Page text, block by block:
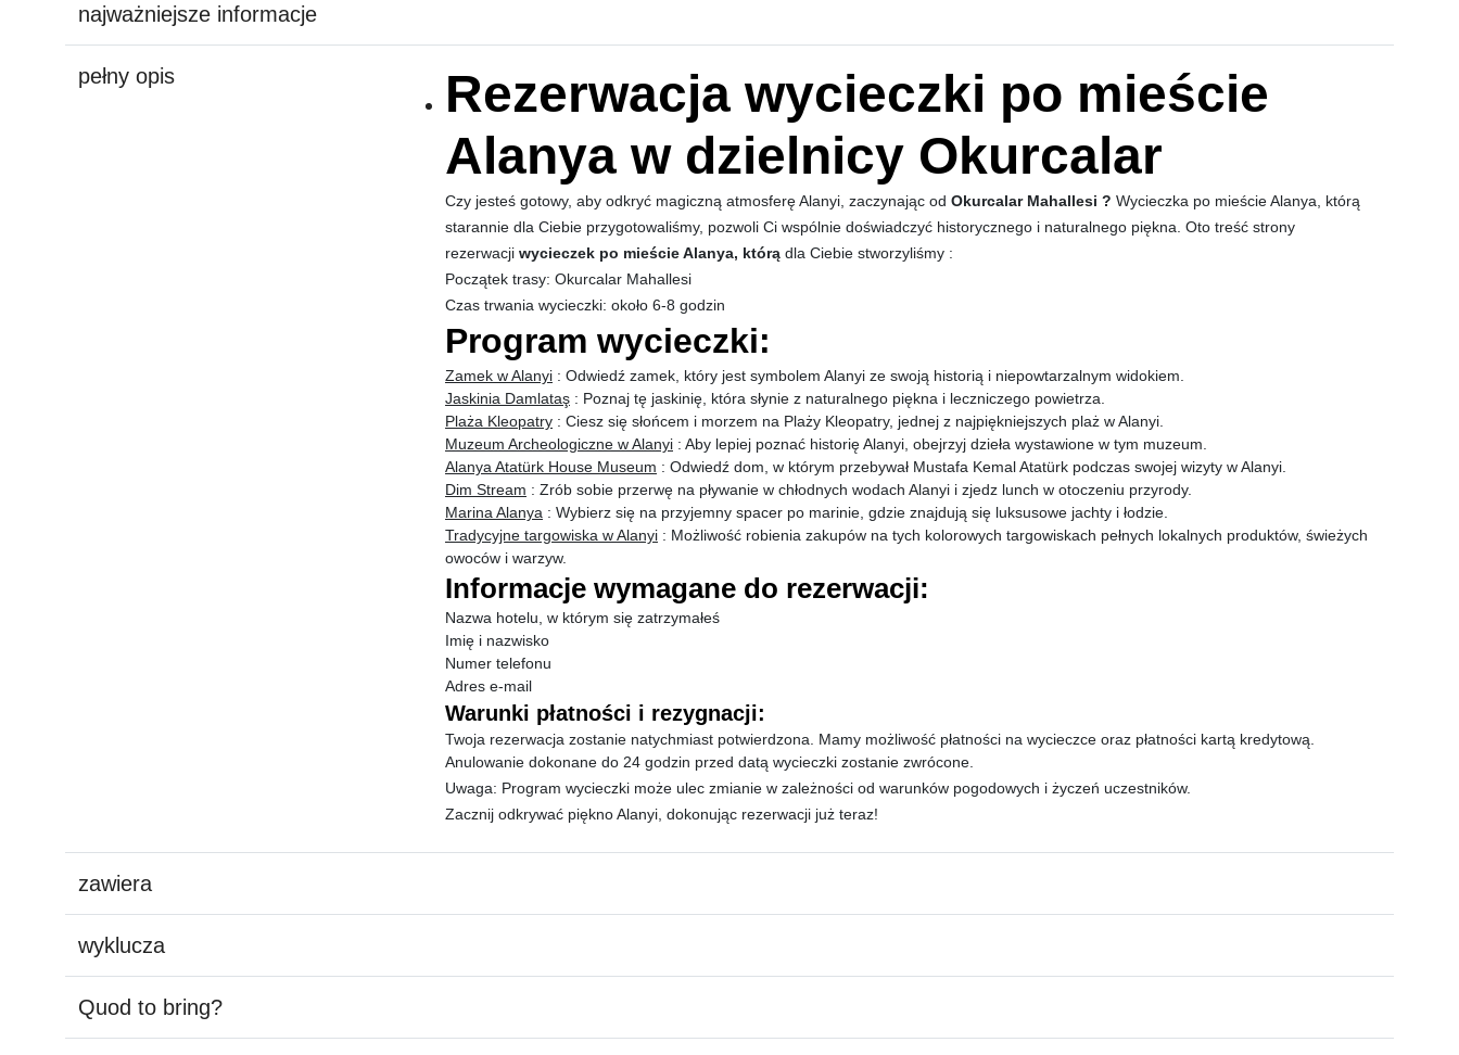
najważniejsze informacje
pełny opis
Rezerwacja wycieczki po mieście
Alanya w dzielnicy Okurcalar
Czy jesteś gotowy, aby odkryć magiczną atmosferę Alanyi, zaczynając od Okurcalar Mahallesi ? Wycieczka po mieście Alanya, którą
starannie dla Ciebie przygotowaliśmy, pozwoli Ci wspólnie doświadczyć historycznego i naturalnego piękna. Oto treść strony
rezerwacji wycieczek po mieście Alanya, którą dla Ciebie stworzyliśmy :
Początek trasy: Okurcalar Mahallesi
Czas trwania wycieczki: około 6-8 godzin
Program wycieczki:
Zamek w Alanyi : Odwiedź zamek, który jest symbolem Alanyi ze swoją historią i niepowtarzalnym widokiem.
Jaskinia Damlataş : Poznaj tę jaskinię, która słynie z naturalnego piękna i leczniczego powietrza.
Plaża Kleopatry : Ciesz się słońcem i morzem na Plaży Kleopatry, jednej z najpiękniejszych plaż w Alanyi.
Muzeum Archeologiczne w Alanyi : Aby lepiej poznać historię Alanyi, obejrzyj dzieła wystawione w tym muzeum.
Alanya Atatürk House Museum : Odwiedź dom, w którym przebywał Mustafa Kemal Atatürk podczas swojej wizyty w Alanyi.
Dim Stream : Zrób sobie przerwę na pływanie w chłodnych wodach Alanyi i zjedz lunch w otoczeniu przyrody.
Marina Alanya : Wybierz się na przyjemny spacer po marinie, gdzie znajdują się luksusowe jachty i łodzie.
Tradycyjne targowiska w Alanyi : Możliwość robienia zakupów na tych kolorowych targowiskach pełnych lokalnych produktów, świeżych
owoców i warzyw.
Informacje wymagane do rezerwacji:
Nazwa hotelu, w którym się zatrzymałeś
Imię i nazwisko
Numer telefonu
Adres e-mail
Warunki płatności i rezygnacji:
Twoja rezerwacja zostanie natychmiast potwierdzona. Mamy możliwość płatności na wycieczce oraz płatności kartą kredytową.
Anulowanie dokonane do 24 godzin przed datą wycieczki zostanie zwrócone.
Uwaga: Program wycieczki może ulec zmianie w zależności od warunków pogodowych i życzeń uczestników.
Zacznij odkrywać piękno Alanyi, dokonując rezerwacji już teraz!
zawiera
wyklucza
Quod to bring?